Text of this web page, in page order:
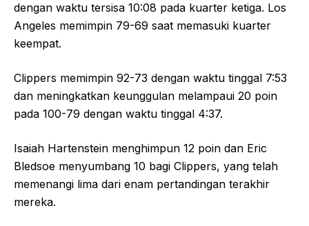
dengan waktu tersisa 10:08 pada kuarter ketiga. Los
Angeles memimpin 79-69 saat memasuki kuarter
keempat.
Clippers memimpin 92-73 dengan waktu tinggal 7:53
dan meningkatkan keunggulan melampaui 20 poin
pada 100-79 dengan waktu tinggal 4:37.
Isaiah Hartenstein menghimpun 12 poin dan Eric
Bledsoe menyumbang 10 bagi Clippers, yang telah
memenangi lima dari enam pertandingan terakhir
mereka.